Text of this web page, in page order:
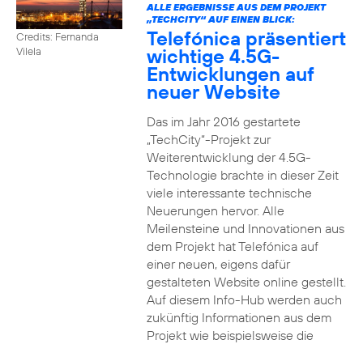
Credits: Fernanda
Vilela
ALLE ERGEBNISSE AUS DEM PROJEKT
„TECHCITY“ AUF EINEN BLICK:
Telefónica präsentiert
wichtige 4.5G-
Entwicklungen auf
neuer Website
Das im Jahr 2016 gestartete
„TechCity“-Projekt zur
Weiterentwicklung der 4.5G-
Technologie brachte in dieser Zeit
viele interessante technische
Neuerungen hervor. Alle
Meilensteine und Innovationen aus
dem Projekt hat Telefónica auf
einer neuen, eigens dafür
gestalteten Website online gestellt.
Auf diesem Info-Hub werden auch
zukünftig Informationen aus dem
Projekt wie beispielsweise die